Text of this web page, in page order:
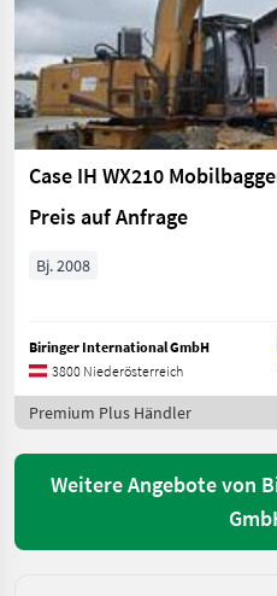
Case IH WX210
Preis auf Anfrage
Bj. 2008
Biringer International GmbH
3800 Niederösterreich
Premium Plus Händler
Weitere Angebote von